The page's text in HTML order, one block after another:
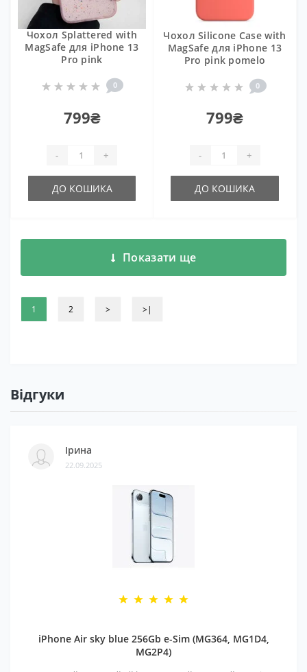
Чохол Splattered with
MagSafe для iPhone 13
Pro pink
0
799₴
- +
ДО КОШИКА
Чохол Silicone Case with
MagSafe для iPhone 13
Pro pink pomelo
0
799₴
- +
ДО КОШИКА
Показати ще
1 2 > >|
Відгуки
Ірина
22.09.2025
iPhone Air sky blue 256Gb e-Sim (MG364, MG1D4,
MG2P4)